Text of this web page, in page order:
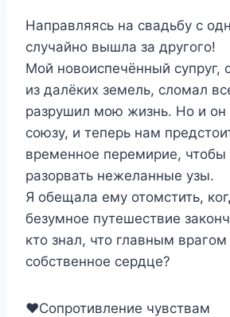
Направляясь на свадьбу с
случайно вышла за другого!
Мой новоиспечённый супруг,
из далёких земель, сломал
разрушил мою жизнь. Но и
союзу, и теперь нам
временное перемирие, чтобы
разорвать нежеланные узы.
Я обещала ему отомстить,
безумное путешествие
кто знал, что главным
собственное сердце?
❤️Сопротивление чувствам